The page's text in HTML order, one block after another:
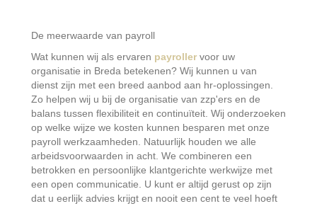
De meerwaarde van payroll
Wat kunnen wij als ervaren payroller voor uw
organisatie in Breda betekenen? Wij kunnen u van
dienst zijn met een breed aanbod aan hr-oplossingen.
Zo helpen wij u bij de organisatie van zzp'ers en de
balans tussen flexibiliteit en continuïteit. Wij onderzoeken
op welke wijze we kosten kunnen besparen met onze
payroll werkzaamheden. Natuurlijk houden we alle
arbeidsvoorwaarden in acht. We combineren een
betrokken en persoonlijke klantgerichte werkwijze met
een open communicatie. U kunt er altijd gerust op zijn
dat u eerlijk advies krijgt en nooit een cent te veel hoeft